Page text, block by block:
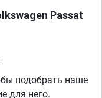
Passat
подобрать наше
для него.